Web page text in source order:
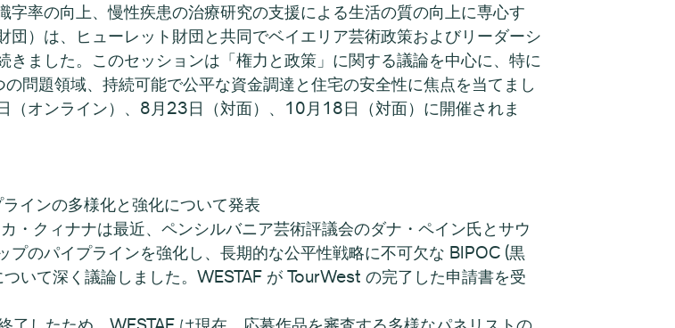
率の向上、慢性疾患の治療研究の支援による生活の質の向上に専心す
）は、ヒューレット財団と共同でベイエリア芸術政策およびリーダーシ
ました。このセッションは「権力と政策」に関する議論を中心に、特に
問題領域、持続可能で公平な資金調達と住宅の安全性に焦点を当てまし
オンライン）、8月23日（対面）、10月18日（対面）に開催されま
インの多様化と強化について発表
・クィナナは最近、ペンシルバニア芸術評議会のダナ・ペイン氏とサウ
のパイプラインを強化し、長期的な公平性戦略に不可欠な BIPOC (黒
いて深く議論しました。WESTAF が TourWest の完了した申請書を受